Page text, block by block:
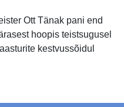
Ott Tänak pani end
hoopis teistsugusel
kestvussõidul